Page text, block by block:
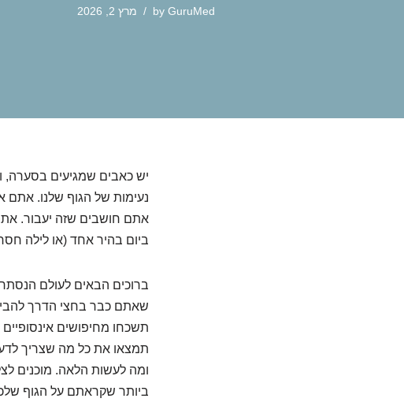
by GuruMed מרץ 2, 2026
יש כאבים שמגיעים בסערה,
נעימות של הגוף שלנו. אתם
אתם חושבים שזה יעבור.
ביום בהיר אחד (או לילה
ברוכים הבאים לעולם
שאתם כבר בחצי הדרך
תשכחו מחיפושים
תמצאו את כל מה שצריך
ומה לעשות הלאה. מוכנים
ביותר שקראתם על הגוף